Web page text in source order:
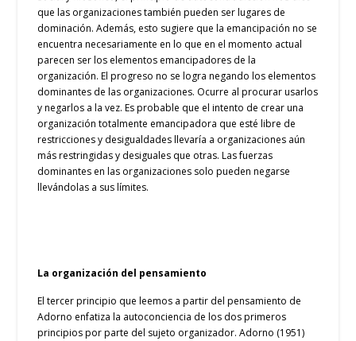
que las organizaciones también pueden ser lugares de
dominación. Además, esto sugiere que la emancipación no se
encuentra necesariamente en lo que en el momento actual
parecen ser los elementos emancipadores de la
organización. El progreso no se logra negando los elementos
dominantes de las organizaciones. Ocurre al procurar usarlos
y negarlos a la vez. Es probable que el intento de crear una
organización totalmente emancipadora que esté libre de
restricciones y desigualdades llevaría a organizaciones aún
más restringidas y desiguales que otras. Las fuerzas
dominantes en las organizaciones solo pueden negarse
llevándolas a sus límites.
La organización del pensamiento
El tercer principio que leemos a partir del pensamiento de
Adorno enfatiza la autoconciencia de los dos primeros
principios por parte del sujeto organizador. Adorno (1951)